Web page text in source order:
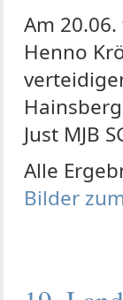
Am
Henno
Just MJB
Alle
Bilder